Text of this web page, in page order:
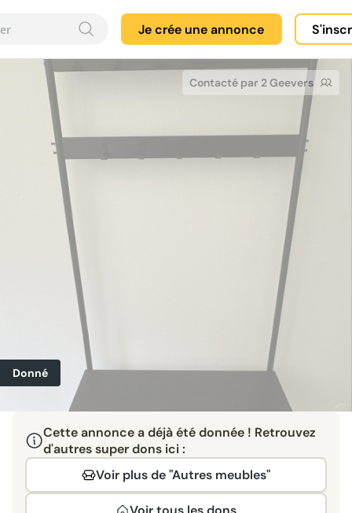
Je crée une annonce
Contacté par 2 Geevers
Donné
Cette annonce a déjà été donnée ! Retrouvez
d'autres super dons ici :
Voir plus de "Autres meubles"